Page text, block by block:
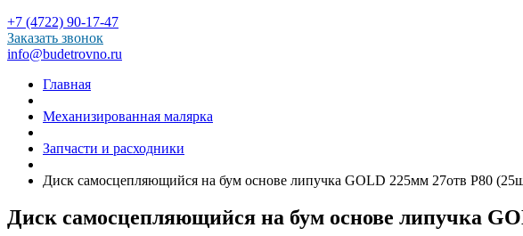
+7 (4722) 90-17-47
Заказать звонок
info@budetrovno.ru
Главная
Механизированная малярка
Запчасти и расходники
Диск самосцепляющийся на бум основе липучка GOLD 225мм 27отв Р80
Диск самосцепляющийся на бум основе липучка